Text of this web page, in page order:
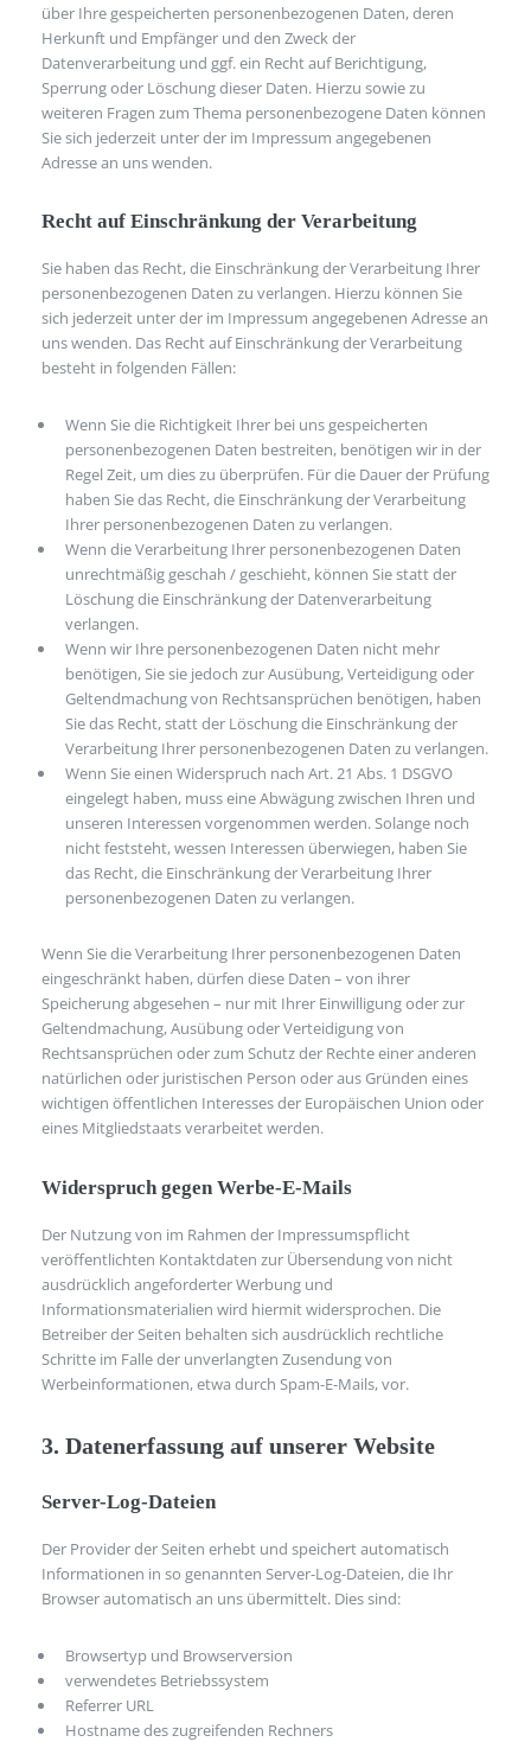
über Ihre gespeicherten personenbezogenen Daten, deren
Herkunft und Empfänger und den Zweck der
Datenverarbeitung und ggf. ein Recht auf Berichtigung,
Sperrung oder Löschung dieser Daten. Hierzu sowie zu
weiteren Fragen zum Thema personenbezogene Daten können
Sie sich jederzeit unter der im Impressum angegebenen
Adresse an uns wenden.
Recht auf Einschränkung der Verarbeitung
Sie haben das Recht, die Einschränkung der Verarbeitung Ihrer
personenbezogenen Daten zu verlangen. Hierzu können Sie
sich jederzeit unter der im Impressum angegebenen Adresse an
uns wenden. Das Recht auf Einschränkung der Verarbeitung
besteht in folgenden Fällen:
Wenn Sie die Richtigkeit Ihrer bei uns gespeicherten
personenbezogenen Daten bestreiten, benötigen wir in der
Regel Zeit, um dies zu überprüfen. Für die Dauer der Prüfung
haben Sie das Recht, die Einschränkung der Verarbeitung
Ihrer personenbezogenen Daten zu verlangen.
Wenn die Verarbeitung Ihrer personenbezogenen Daten
unrechtmäßig geschah / geschieht, können Sie statt der
Löschung die Einschränkung der Datenverarbeitung
verlangen.
Wenn wir Ihre personenbezogenen Daten nicht mehr
benötigen, Sie sie jedoch zur Ausübung, Verteidigung oder
Geltendmachung von Rechtsansprüchen benötigen, haben
Sie das Recht, statt der Löschung die Einschränkung der
Verarbeitung Ihrer personenbezogenen Daten zu verlangen.
Wenn Sie einen Widerspruch nach Art. 21 Abs. 1 DSGVO
eingelegt haben, muss eine Abwägung zwischen Ihren und
unseren Interessen vorgenommen werden. Solange noch
nicht feststeht, wessen Interessen überwiegen, haben Sie
das Recht, die Einschränkung der Verarbeitung Ihrer
personenbezogenen Daten zu verlangen.
Wenn Sie die Verarbeitung Ihrer personenbezogenen Daten
eingeschränkt haben, dürfen diese Daten – von ihrer
Speicherung abgesehen – nur mit Ihrer Einwilligung oder zur
Geltendmachung, Ausübung oder Verteidigung von
Rechtsansprüchen oder zum Schutz der Rechte einer anderen
natürlichen oder juristischen Person oder aus Gründen eines
wichtigen öffentlichen Interesses der Europäischen Union oder
eines Mitgliedstaats verarbeitet werden.
Widerspruch gegen Werbe-E-Mails
Der Nutzung von im Rahmen der Impressumspflicht
veröffentlichten Kontaktdaten zur Übersendung von nicht
ausdrücklich angeforderter Werbung und
Informationsmaterialien wird hiermit widersprochen. Die
Betreiber der Seiten behalten sich ausdrücklich rechtliche
Schritte im Falle der unverlangten Zusendung von
Werbeinformationen, etwa durch Spam-E-Mails, vor.
3. Datenerfassung auf unserer Website
Server-Log-Dateien
Der Provider der Seiten erhebt und speichert automatisch
Informationen in so genannten Server-Log-Dateien, die Ihr
Browser automatisch an uns übermittelt. Dies sind:
Browsertyp und Browserversion
verwendetes Betriebssystem
Referrer URL
Hostname des zugreifenden Rechners